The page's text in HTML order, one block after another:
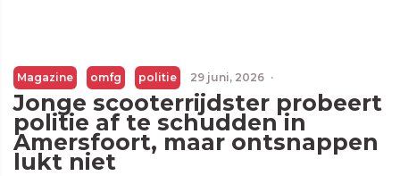
Magazine omfg politie 29 juni, 2026 ·
Jonge scooterrijdster probeert
politie af te schudden in
Amersfoort, maar ontsnappen
lukt niet